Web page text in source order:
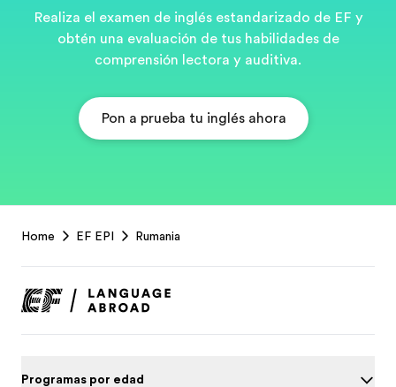
Realiza el examen de inglés estandarizado de EF y
obtén una evaluación de tus habilidades de
comprensión lectora y auditiva.
Pon a prueba tu inglés ahora
Footer
Home EF EPI Rumania
Programas por edad